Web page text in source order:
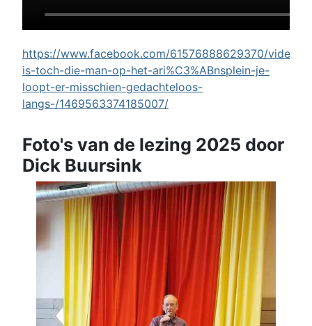
https://www.facebook.com/61576888629370/videos/
is-toch-die-man-op-het-ari%C3%ABnsplein-je-
loopt-er-misschien-gedachteloos-
langs-/1469563374185007/
Foto's van de lezing 2025 door
Dick Buursink